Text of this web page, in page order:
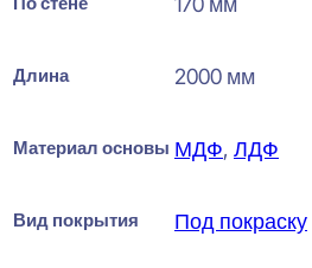
Длина 2000 мм
Материал основы МДФ, ЛДФ
Вид покрытия Под покраску